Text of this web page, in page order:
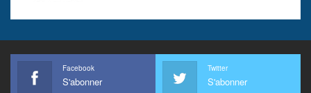
Facebook
S'abonner
Twitter
S'abonner